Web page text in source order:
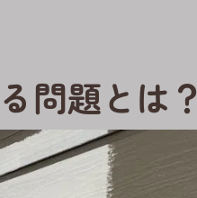
問題とは？